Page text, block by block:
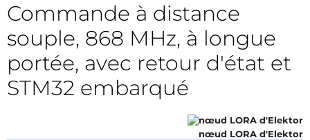
Commande à distance
souple, 868 MHz, à longue
portée, avec retour d'état et
STM32 embarqué
nœud LORA d'Elektor